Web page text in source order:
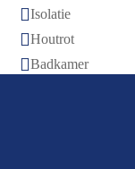
Isolatie
Houtrot
Badkamer